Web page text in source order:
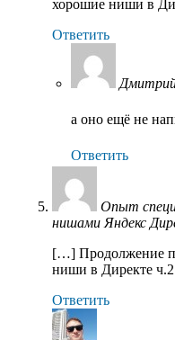
хорошие ниши в
Ответить
а оно ещё не
Ответить
Опыт
нишами Яндекс
[…] Продолжение
ниши в Директе
Ответить